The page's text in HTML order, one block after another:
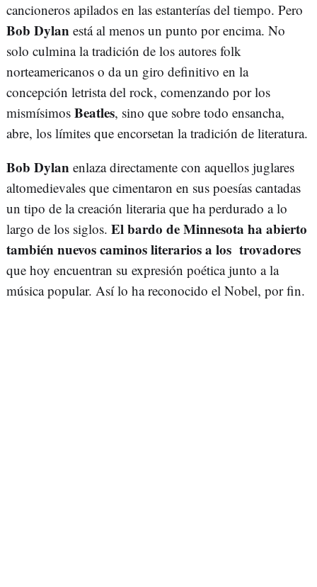
cancioneros apilados en las estanterías del tiempo. Pero
Bob Dylan está al menos un punto por encima. No
solo culmina la tradición de los autores folk
norteamericanos o da un giro definitivo en la
concepción letrista del rock, comenzando por los
mismísimos Beatles, sino que sobre todo ensancha,
abre, los límites que encorsetan la tradición de literatura.
Bob Dylan enlaza directamente con aquellos juglares
altomedievales que cimentaron en sus poesías cantadas
un tipo de la creación literaria que ha perdurado a lo
largo de los siglos. El bardo de Minnesota ha abierto
también nuevos caminos literarios a los trovadores
que hoy encuentran su expresión poética junto a la
música popular. Así lo ha reconocido el Nobel, por fin.